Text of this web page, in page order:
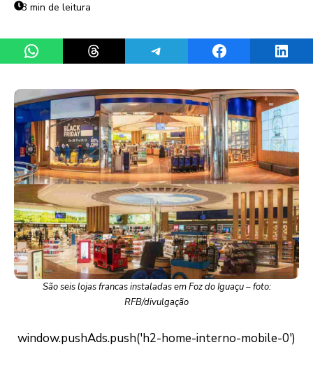
3 min de leitura
Share on WhatsAppShare on ThreadsShare on TelegramShare on Facebook
São seis lojas francas instaladas em Foz do Iguaçu – foto:
RFB/divulgação